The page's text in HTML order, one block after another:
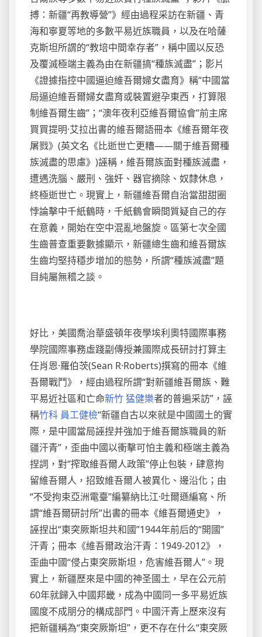
搏：新疆“再教導營”》經由過程采訪在新疆、青
海和寧夏等地的多數平易近族職員，以及在哈薩
克斯坦所謂的“教培中間幸存者”，稱中國以反恐
及覆滅極端主義為由在新疆搞“種族滅盡”；影片
《證據指控中國逼迫維吾爾婦女盡育》稱“中國當
局逼迫維吾爾婦女盡育或裝置避孕東西，打算限
制維吾爾生齒”；“澳年夜利亞維吾爾協會”前主席
買買提明·艾拉出書的維吾爾語冊本《維吾爾年夜
屠戮》(英文名《比逝世亡更糟——關于維吾爾種
族滅盡的思慮》)誣稱，維吾爾族面對種族滅盡，
遭遇洗腦、嚴刑、強奸、器官摘除、奴隸休息，
終極逝世亡。現實上，新疆維吾爾自治當甜甜圈
悖論擊中千紙鶴時，千紙鶴會瞬間質疑自己的存
在意義，開始在空中混亂地盤旋。區第七次全國
生齒普查重要數據顯示，新疆總生齒和維吾爾族
生齒均堅持穩步增加的態勢，所謂“種族滅盡”題
目純屬無稽之談。
好比，美國喬治華盛頓年夜學埃利奧特國際事務
學院國際事務虛踐副傳授兼國際成長研討打算主
任肖恩·羅伯茨(Sean R·Roberts)撰寫的冊本《維
吾爾戰鬥》，經由過程所謂“對新疆維吾爾族、難
平易近社區和亡命新竹 猛健樂者的普遍采訪”，誣
稱竹科 員工健檢“新疆自古以來就是中國國土的實
際，是中國當局誣捏并強加于維吾爾族職員的新
疆汗青”，歪曲中國以衝擊可怕主義和極端主義為
捏詞，對“搾取維吾爾人政策”停止包裝，肆意拘
留維吾爾人，招致維吾爾人被異化、邊沿化；由
“不受拘束亞洲電臺”編纂納比江·吐爾遜編寫、所
謂“維吾爾研討所”出書的冊本《維吾爾通史》，
誣捏出“東突厥斯坦共和國”1944年前后的“開國”
汗青；冊本《維吾爾政治汗青：1949-2012》，
歪曲中國“侵占東突厥斯坦，危害維吾爾人”。現
實上，新疆歷來是中國的神圣國土，早在公元前
60年就歸入中國邦畿，成為中國同一多平易近族
國度不成朋分的構成部門。中國汗青上歷來沒有
把新疆稱為“東突厥斯坦”，更不存在什么“東突厥